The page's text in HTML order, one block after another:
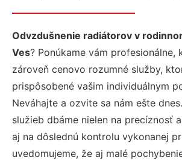
Odvzdušnenie radiátorov v
Ves? Ponúkame vám profesionálne,
zároveň cenovo rozumné služby,
prispôsobené vašim individuálnym
Neváhajte a ozvite sa nám ešte
služieb dbáme nielen na precíznosť
aj na dôslednú kontrolu vykonanej
uvedomujeme, že aj malé